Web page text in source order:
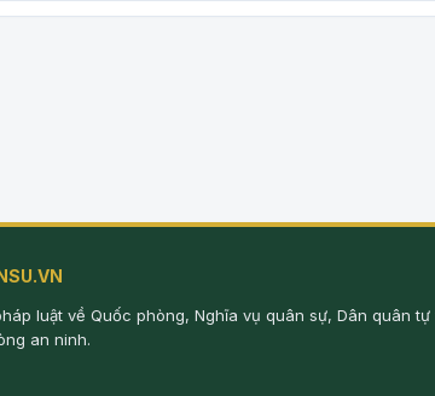
luật về Quốc phòng, Nghĩa vụ quân sự, Dân quân tự
an ninh.